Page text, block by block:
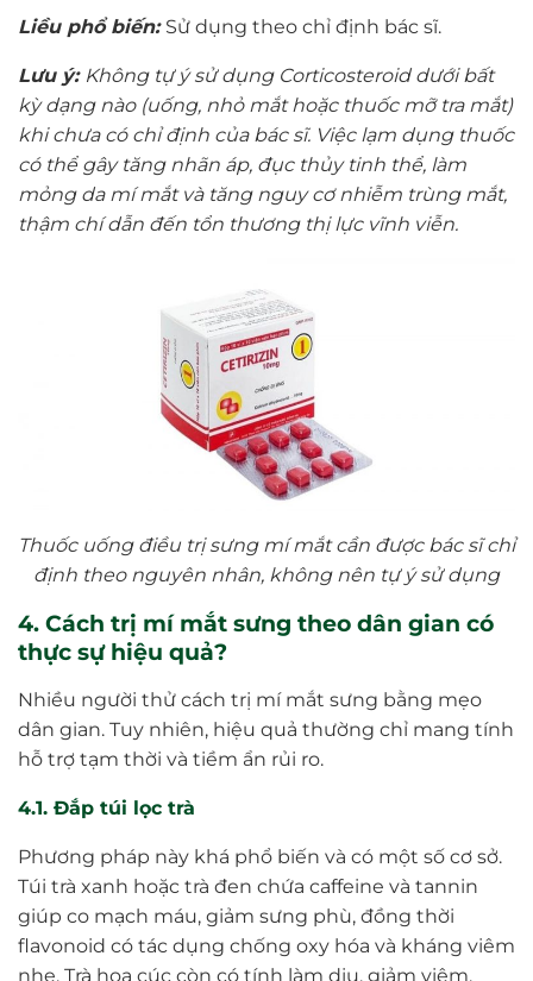
Liều phổ biến: Sử dụng theo chỉ định bác sĩ.
Lưu ý: Không tự ý sử dụng Corticosteroid dưới bất
kỳ dạng nào (uống, nhỏ mắt hoặc thuốc mỡ tra mắt)
khi chưa có chỉ định của bác sĩ. Việc lạm dụng thuốc
có thể gây tăng nhãn áp, đục thủy tinh thể, làm
mỏng da mí mắt và tăng nguy cơ nhiễm trùng mắt,
thậm chí dẫn đến tổn thương thị lực vĩnh viễn.
Thuốc uống điều trị sưng mí mắt cần được bác sĩ chỉ
định theo nguyên nhân, không nên tự ý sử dụng
4. Cách trị mí mắt sưng theo dân gian có
thực sự hiệu quả?
Nhiều người thử cách trị mí mắt sưng bằng mẹo
dân gian. Tuy nhiên, hiệu quả thường chỉ mang tính
hỗ trợ tạm thời và tiềm ẩn rủi ro.
4.1. Đắp túi lọc trà
Phương pháp này khá phổ biến và có một số cơ sở.
Túi trà xanh hoặc trà đen chứa caffeine và tannin
giúp co mạch máu, giảm sưng phù, đồng thời
flavonoid có tác dụng chống oxy hóa và kháng viêm
nhẹ. Trà hoa cúc còn có tính làm dịu, giảm viêm.